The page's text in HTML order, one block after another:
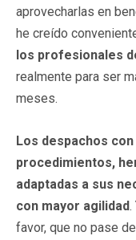
aprovecharlas en
he creído
los profesionales
realmente para ser
meses.
Los despachos
procedimientos,
adaptadas a sus
con mayor agilidad
favor, que no pase